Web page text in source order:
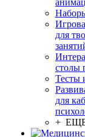
для
столы
Тесты
для
+